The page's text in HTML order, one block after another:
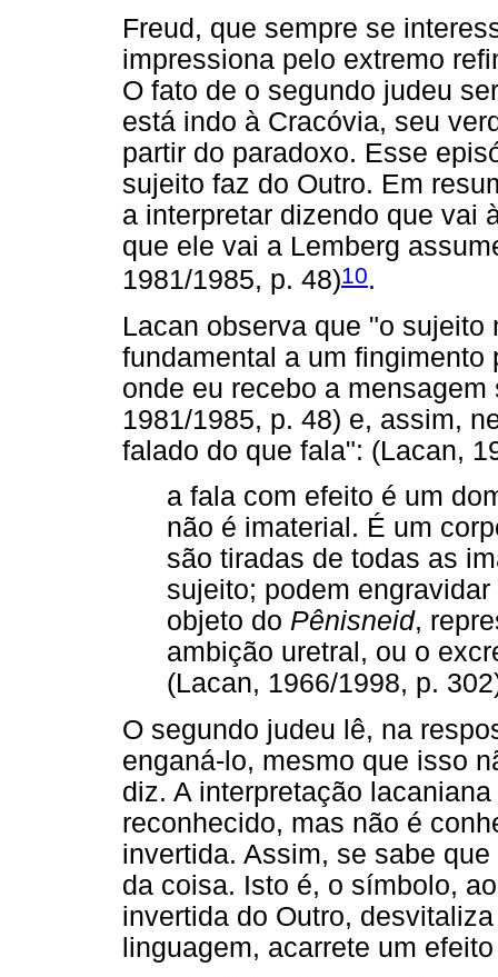
Freud, que sempre se
impressiona pelo extremo
O fato de o segundo judeu
está indo à Cracóvia, seu
partir do paradoxo. Esse
sujeito faz do Outro. Em
a interpretar dizendo que vai
que ele vai a Lemberg
1981/1985, p. 48)10.
Lacan observa que "o
fundamental a um
onde eu recebo a
1981/1985, p. 48) e, assim,
falado do que fala": (Lacan,
a fala com efeito é um
não é imaterial. É um
são tiradas de todas as
sujeito; podem
objeto do Pênisneid,
ambição uretral, ou o
(Lacan, 1966/1998, p.
O segundo judeu lê, na
enganá-lo, mesmo que isso
diz. A interpretação
reconhecido, mas não é
invertida. Assim, se sabe
da coisa. Isto é, o símbolo,
invertida do Outro,
linguagem, acarrete um